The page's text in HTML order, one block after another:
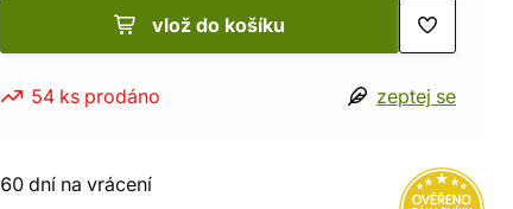
vlož do košíku
54 ks prodáno zeptej se
60 dní na vrácení